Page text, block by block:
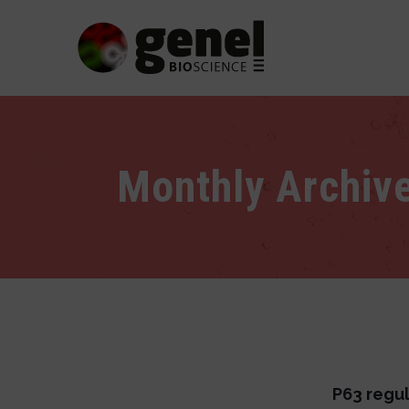
Monthly
P63